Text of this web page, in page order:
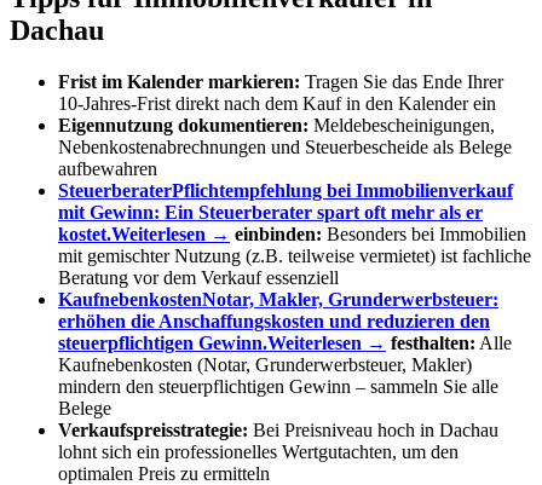
Dachau
Frist im Kalender markieren: Tragen Sie das Ende Ihrer
10-Jahres-Frist direkt nach dem Kauf in den Kalender ein
Eigennutzung dokumentieren: Meldebescheinigungen,
Nebenkostenabrechnungen und Steuerbescheide als Belege
aufbewahren
SteuerberaterPflichtempfehlung bei Immobilienverkauf
mit Gewinn: Ein Steuerberater spart oft mehr als er
kostet.Weiterlesen → einbinden: Besonders bei Immobilien
mit gemischter Nutzung (z.B. teilweise vermietet) ist fachliche
Beratung vor dem Verkauf essenziell
KaufnebenkostenNotar, Makler, Grunderwerbsteuer:
erhöhen die Anschaffungskosten und reduzieren den
steuerpflichtigen Gewinn.Weiterlesen → festhalten: Alle
Kaufnebenkosten (Notar, Grunderwerbsteuer, Makler)
mindern den steuerpflichtigen Gewinn – sammeln Sie alle
Belege
Verkaufspreisstrategie: Bei Preisniveau hoch in Dachau
lohnt sich ein professionelles Wertgutachten, um den
optimalen Preis zu ermitteln